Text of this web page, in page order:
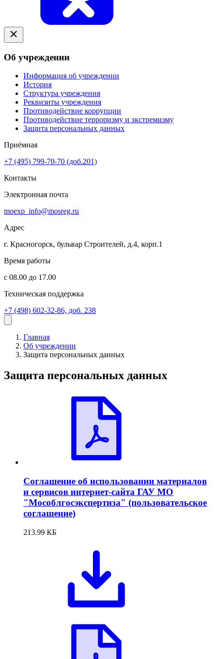
Об учреждении
Информация об учреждении
История
Структура учреждения
Реквизиты учреждения
Противодействие коррупции
Противодействие терроризму и экстремизму
Защита персональных данных
Приёмная
+7 (495) 799-70-70 (доб.201)
Контакты
Электронная почта
moexp_info@mosreg.ru
Адрес
г. Красногорск, бульвар Строителей, д.4, корп.1
Время работы
с 08.00 до 17.00
Техническая поддержка
+7 (498) 602-32-86, доб. 238
Главная
Об учреждении
Защита персональных данных
Защита персональных данных
Соглашение об использовании материалов
и сервисов интернет-сайта ГАУ МО
"Мособлгосэкспертиза" (пользовательское
соглашение)
213.99 КБ